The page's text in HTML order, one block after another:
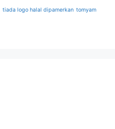
tiada logo halal dipamerkan tomyam